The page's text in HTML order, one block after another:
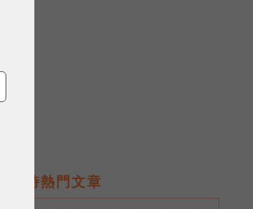
即時熱門文章